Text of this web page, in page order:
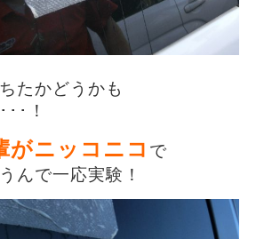
たかどうかも
･！
がニッコニコ で
んで一応実験！